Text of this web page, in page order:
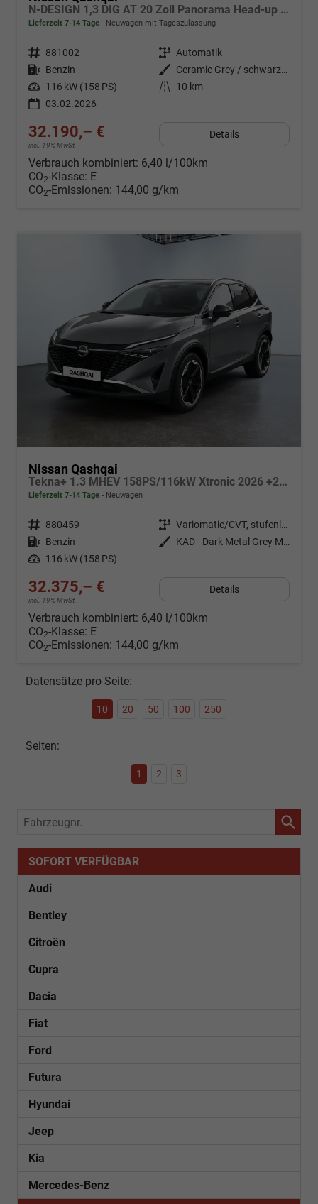
N-DESIGN 1,3 DIG AT 20 Zoll Panorama Head-up 360° Alcantara Navi el Heckklappe
Lieferzeit 7-14 Tage Neuwagen mit Tageszulassung
Fahrzeugnr. 881002 Getriebe Automatik
Kraftstoff Benzin Außenfarbe
Ceramic Grey / schwarzes Dach
Leistung 116 kW (158 PS) Kilometerstand
10 km
03.02.2026
32.190,– €
incl. 19% MwSt.
Details
Verbrauch kombiniert: 6,40 l/100km
CO2-Klasse: E
CO2-Emissionen: 144,00 g/km
Nissan Qashqai
Tekna+ 1.3 MHEV 158PS/116kW Xtronic 2026 +20"ALU+PANO+BOSE+HuD
Lieferzeit 7-14 Tage Neuwagen
Fahrzeugnr. 880459 Getriebe
Variomatic/CVT, stufenlos
Kraftstoff Benzin Außenfarbe
KAD - Dark Metal Grey Met.
Leistung 116 kW (158 PS)
32.375,– €
incl. 19% MwSt.
Details
Verbrauch kombiniert: 6,40 l/100km
CO2-Klasse: E
CO2-Emissionen: 144,00 g/km
Datensätze pro Seite:
10 20 50 100 250
Seiten:
1 2 3
Fahrzeugnr.
SOFORT VERFÜGBAR
Audi
Bentley
Citroën
Cupra
Dacia
Fiat
Ford
Futura
Hyundai
Jeep
Kia
Mercedes-Benz